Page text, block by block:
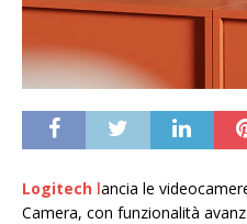
Logitech lancia le
Camera, con funzionalità